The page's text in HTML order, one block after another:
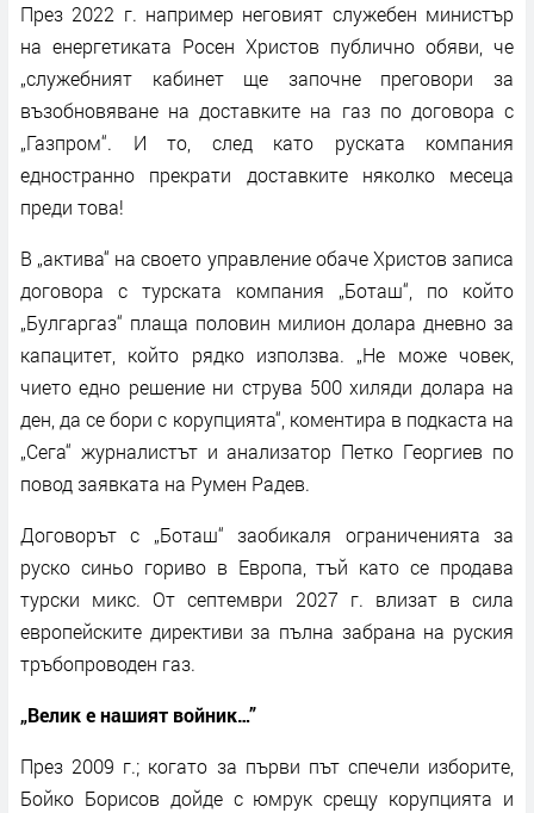
През 2022 г. например неговият служебен министър
на енергетиката Росен Христов публично обяви, че
„служебният кабинет ще започне преговори за
възобновяване на доставките на газ по договора с
„Газпром“. И то, след като руската компания
едностранно прекрати доставките няколко месеца
преди това!
В „актива“ на своето управление обаче Христов записа
договора с турската компания „Боташ“, по който
„Булгаргаз“ плаща половин милион долара дневно за
капацитет, който рядко използва. „Не може човек,
чието едно решение ни струва 500 хиляди долара на
ден, да се бори с корупцията“, коментира в подкаста на
„Сега“ журналистът и анализатор Петко Георгиев по
повод заявката на Румен Радев.
Договорът с „Боташ“ заобикаля ограниченията за
руско синьо гориво в Европа, тъй като се продава
турски микс. От септември 2027 г. влизат в сила
европейските директиви за пълна забрана на руския
тръбопроводен газ.
„Велик е нашият войник…”
През 2009 г.; когато за първи път спечели изборите,
Бойко Борисов дойде с юмрук срещу корупцията и